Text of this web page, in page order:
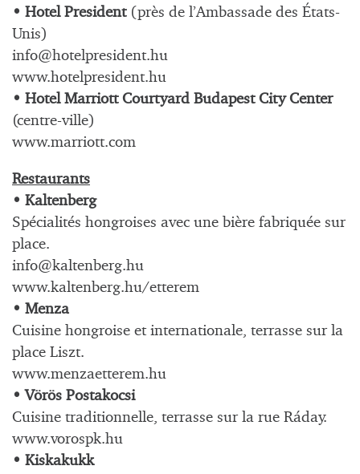
• Hotel President (près de l’Ambassade des États-
Unis)
info@hotelpresident.hu
www.hotelpresident.hu
• Hotel Marriott Courtyard Budapest City Center
(centre-ville)
www.marriott.com
Restaurants
• Kaltenberg
Spécialités hongroises avec une bière fabriquée sur
place.
info@kaltenberg.hu
www.kaltenberg.hu/etterem
• Menza
Cuisine hongroise et internationale, terrasse sur la
place Liszt.
www.menzaetterem.hu
• Vörös Postakocsi
Cuisine traditionnelle, terrasse sur la rue Ráday.
www.vorospk.hu
• Kiskakukk